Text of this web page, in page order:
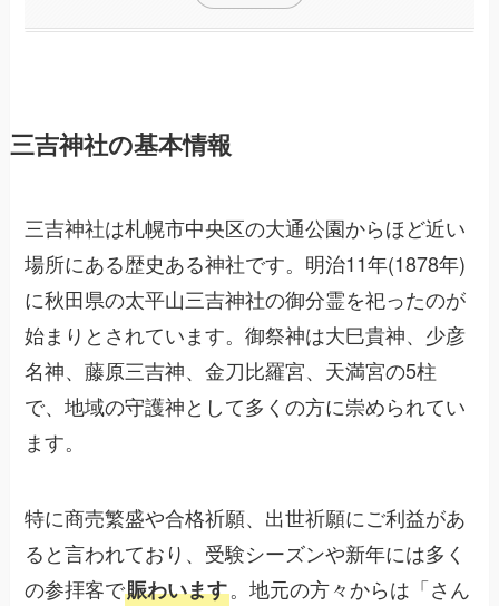
三吉神社の基本情報
三吉神社は札幌市中央区の大通公園からほど近い
場所にある歴史ある神社です。明治11年(1878年)
に秋田県の太平山三吉神社の御分霊を祀ったのが
始まりとされています。御祭神は大巳貴神、少彦
名神、藤原三吉神、金刀比羅宮、天満宮の5柱
で、地域の守護神として多くの方に崇められてい
ます。
特に商売繁盛や合格祈願、出世祈願にご利益があ
ると言われており、受験シーズンや新年には多く
の参拝客で賑わいます。地元の方々からは「さん